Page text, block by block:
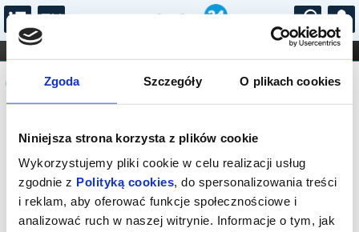
Zgoda Szczegóły O plikach cookies
Niniejsza strona korzysta z plików cookie
Wykorzystujemy pliki cookie w celu realizacji usług
zgodnie z Polityką cookies, do spersonalizowania treści
i reklam, aby oferować funkcje społecznościowe i
analizować ruch w naszej witrynie. Informacje o tym, jak
...
FILHARMONIA OPERA I BALET
STAND-UP
DLA DZIECI
Komunikat
Sprzedaż on-line została zakończona,
sprawdź dostępność biletów w kasie.